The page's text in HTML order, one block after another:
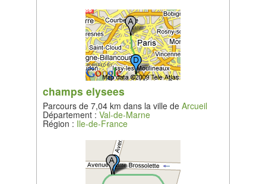
champs elysees
Parcours de 7,04 km dans la ville deArcueil
Département :Val-de-Marne
Région : Ile-de-France